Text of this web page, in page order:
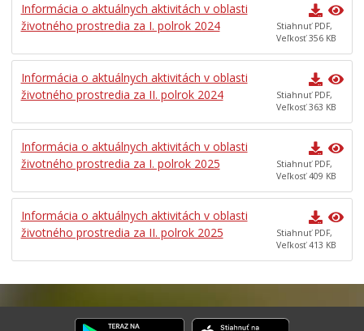
Informácia o aktuálnych aktivitách v oblasti
životného prostredia za I. polrok 2024
Stiahnuť PDF,
Veľkosť 356 KB
Informácia o aktuálnych aktivitách v oblasti
životného prostredia za II. polrok 2024
Stiahnuť PDF,
Veľkosť 363 KB
Informácia o aktuálnych aktivitách v oblasti
životného prostredia za I. polrok 2025
Stiahnuť PDF,
Veľkosť 409 KB
Informácia o aktuálnych aktivitách v oblasti
životného prostredia za II. polrok 2025
Stiahnuť PDF,
Veľkosť 413 KB